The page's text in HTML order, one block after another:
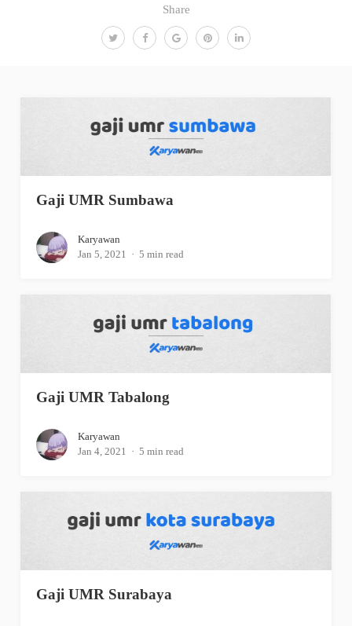
Share
Gaji UMR Sumbawa
Karyawan
Jan 5, 2021
5 min read
Gaji UMR Tabalong
Karyawan
Jan 4, 2021
5 min read
Gaji UMR Surabaya